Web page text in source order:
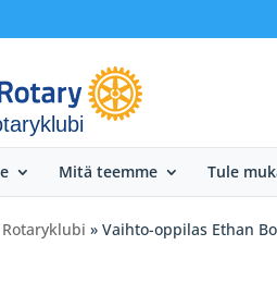
Mitä teemme Tule
» Vaihto-oppilas Ethan